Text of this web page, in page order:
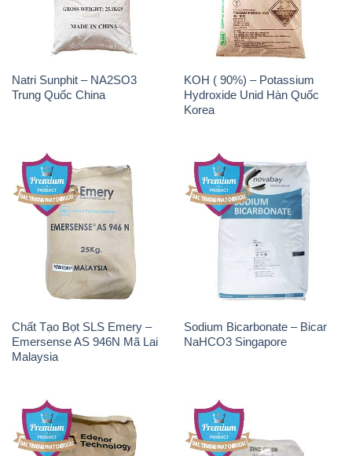
Natri Sunphit – NA2SO3
Trung Quốc China
KOH ( 90%) – Potassium
Hydroxide Unid Hàn Quốc
Korea
Chất Tạo Bọt SLS Emery –
Emersense AS 946N Mã Lai
Malaysia
Sodium Bicarbonate – Bicar
NaHCO3 Singapore